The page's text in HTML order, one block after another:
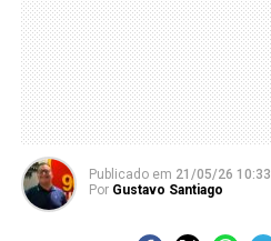
Publicado em 21/05/26 10:33
Por Gustavo Santiago